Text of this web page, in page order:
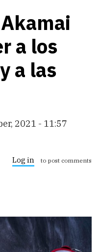
a los
a las
2021 - 11:57
Log in to post comments